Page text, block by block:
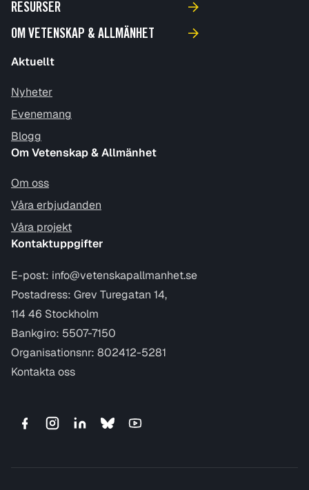
RESURSER
OM VETENSKAP & ALLMÄNHET
Aktuellt
Nyheter
Evenemang
Blogg
Om Vetenskap & Allmänhet
Om oss
Våra erbjudanden
Våra projekt
Kontaktuppgifter
E-post: info@vetenskapallmanhet.se
Postadress: Grev Turegatan 14,
114 46 Stockholm
Bankgiro: 5507-7150
Organisationsnr: 802412-5281
Kontakta oss